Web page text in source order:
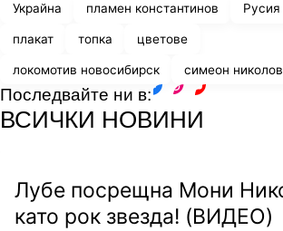
Украйна пламен константинов Русия
плакат топка цветове
локомотив новосибирск симеон николов
Последвайте ни в:
ВСИЧКИ НОВИНИ
Лубе посрещна Мони
като рок звезда! (ВИДЕО)